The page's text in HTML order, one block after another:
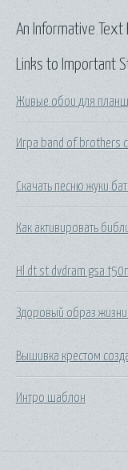
Links to Important
Живые обои для
Игра band of brothers
Скачать песню жуки
Как активировать
Hl dt st dvdram gsa
Здоровый образ жизни
Вышивка крестом
Интро шаблон
An Informative Text